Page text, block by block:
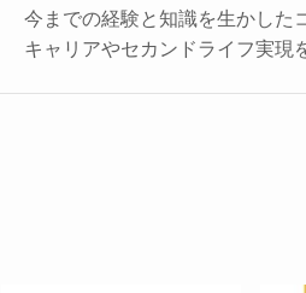
今までの経験と知識を生かした
キャリアやセカンドライフ実現